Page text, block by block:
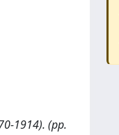
1914). (pp.